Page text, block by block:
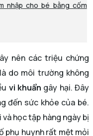
nhập cho bé bằng cốm
nên các triệu chứng
do môi trường không
vi khuẩn gây hại. Đây
đến sức khỏe của bé.
học tập hàng ngày bị
phụ huynh rất mệt mỏi